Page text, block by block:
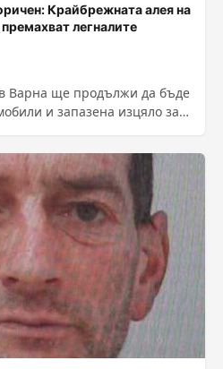
Крайбрежната алея на
легналите
Варна ще продължи да бъде
и запазена изцяло за